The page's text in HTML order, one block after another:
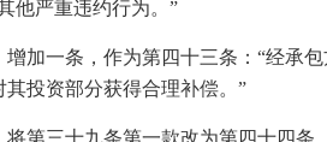
他严重违约行为。”
增加一条，作为第四十三条：“经承
其投资部分获得合理补偿。”
将第三十九条第一款改为第四十四